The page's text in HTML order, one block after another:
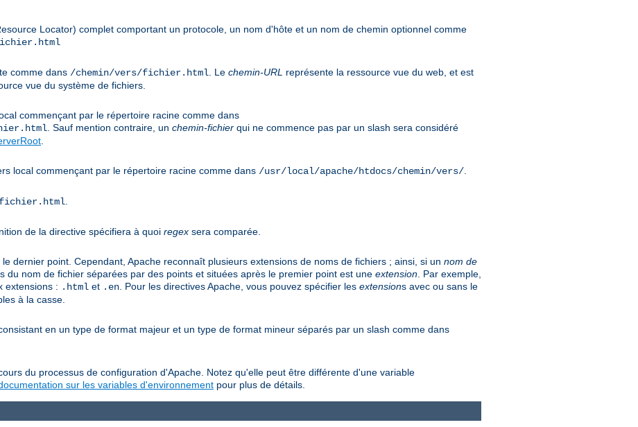
Locator) complet comportant un protocole, un nom d'hôte et un nom de chemin optionnel comme
comme dans /chemin/vers/fichier.html . Le chemin-URL représente la ressource vue du web, et est
vue du système de fichiers.
commençant par le répertoire racine comme dans
. Sauf mention contraire, un chemin-fichier qui ne commence pas par un slash sera considéré
local commençant par le répertoire racine comme dans /usr/local/apache/htdocs/chemin/vers/
fichier.html
de la directive spécifiera à quoi regex sera comparée.
le dernier point. Cependant, Apache reconnaît plusieurs extensions de noms de fichiers ; ainsi, si un nom de
du nom de fichier séparées par des points et situées après le premier point est une extension . Par exemple,
extensions : .html et .en . Pour les directives Apache, vous pouvez spécifier les extensions avec ou sans le
à la casse.
en un type de format majeur et un type de format mineur séparés par un slash comme dans
du processus de configuration d'Apache. Notez qu'elle peut être différente d'une variable
sur les variables d'environnement pour plus de détails.